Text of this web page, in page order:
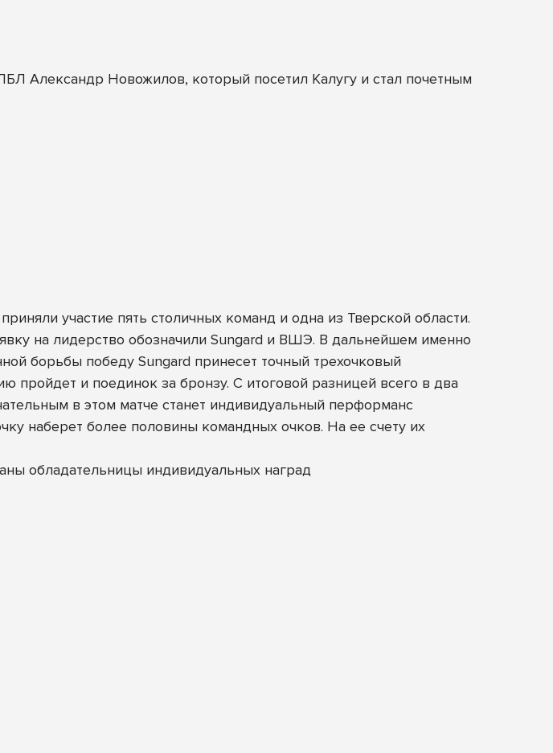
Александр Новожилов, который посетил Калугу и стал почетным
участие пять столичных команд и одна из Тверской области.
на лидерство обозначили Sungard и ВШЭ. В дальнейшем именно
борьбы победу Sungard принесет точный трехочковый
и поединок за бронзу. С итоговой разницей всего в два
в этом матче станет индивидуальный перформанс
наберет более половины командных очков. На ее счету их
обладательницы индивидуальных наград